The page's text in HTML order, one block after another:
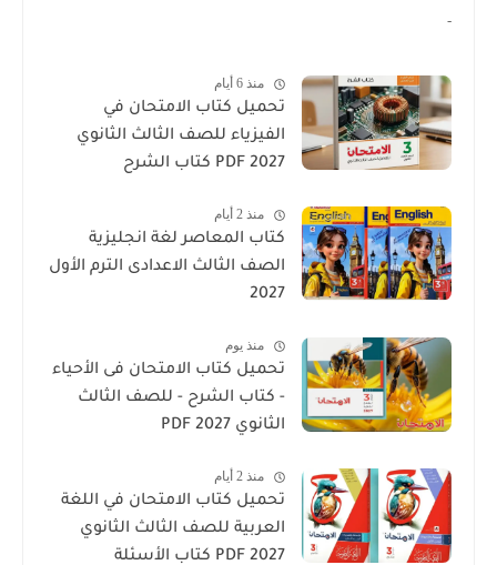
منذ 6 أيام
تحميل كتاب الامتحان في
الفيزياء للصف الثالث الثانوي
2027 PDF كتاب الشرح
منذ 2 أيام
كتاب المعاصر لغة انجليزية
الصف الثالث الاعدادى الترم الأول
2027
منذ يوم
تحميل كتاب الامتحان فى الأحياء
- كتاب الشرح - للصف الثالث
الثانوي 2027 PDF
منذ 2 أيام
تحميل كتاب الامتحان في اللغة
العربية للصف الثالث الثانوي
2027 PDF كتاب الأسئلة